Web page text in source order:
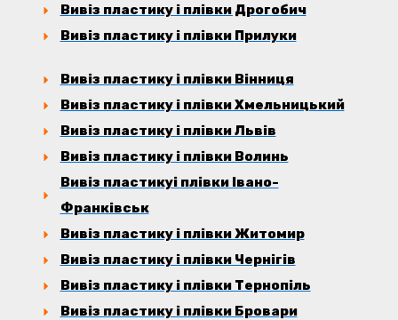
Вивіз пластику і плівки Дрогобич
Вивіз пластику і плівки Прилуки
Вивіз пластику і плівки Вінниця
Вивіз пластику і плівки Хмельницький
Вивіз пластику і плівки Львів
Вивіз пластику і плівки Волинь
Вивіз пластикуі плівки Івано-
Франківськ
Вивіз пластику і плівки Житомир
Вивіз пластику і плівки Чернігів
Вивіз пластику і плівки Тернопіль
Вивіз пластику і плівки Бровари